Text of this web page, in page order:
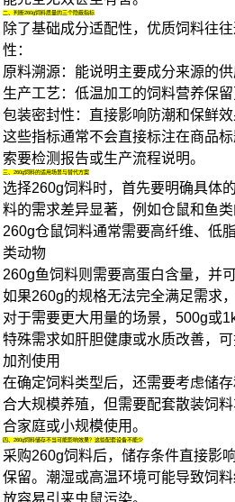
二、判断260g饲料质量的三个隐蔽指标
除了基础成分适配性，优质饲料往
性：
原料溯源：能说明主要成分来源的
生产工艺：低温加工的饲料营养保
包装密封性：直接影响防潮和保鲜效
这些指标通常不会直接标注在商品
索要检测报告或生产流程说明。
三、260g饲料的适用场景与替代方案
选择260g饲料时，首先要明确具体
料的需求差异显著，例如仓鼠和鱼类
260g仓鼠饲料通常需要高纤维、低
类动物
260g鱼饲料则需要高蛋白含量，并
如果260g的规格无法完全满足需求
对于需要更大用量的场景，500g或
特殊需求如肝胆健康或水质改善，
加剂使用
在确定饲料类型后，还需要考虑储存
合大规模养殖，但需要配套散装饲料
合家庭或小规模使用。
四、260g饲料储存不当可能影响效果？这些配套设备不能少
采购260g饲料后，储存条件直接影
保留。潮湿或高温环境可能导致饲
放容易引来虫鼠污染。